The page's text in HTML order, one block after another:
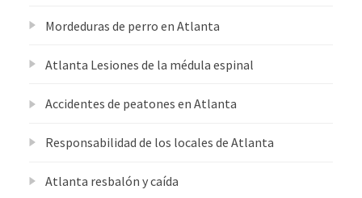
Mordeduras de perro en Atlanta
Atlanta Lesiones de la médula espinal
Accidentes de peatones en Atlanta
Responsabilidad de los locales de Atlanta
Atlanta resbalón y caída